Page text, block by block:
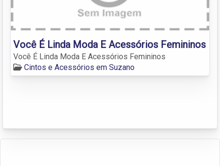
Você É Linda Moda E Acessórios Femininos
Você É Linda Moda E Acessórios Femininos
Cintos e Acessórios em Suzano